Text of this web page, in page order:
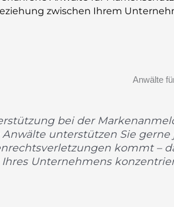
zwischen Ihrem
bei der
Anwälte unterstützen Sie
kommt –
Unternehmens